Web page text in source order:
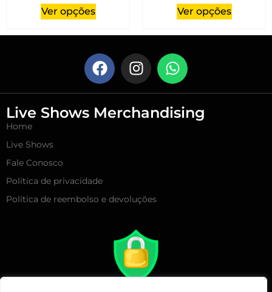
Ver opções Ver opções
Live Shows Merchandising
Home
Live Shows
Fale Conosco
Política de privacidade
Política de reembolso e devoluções